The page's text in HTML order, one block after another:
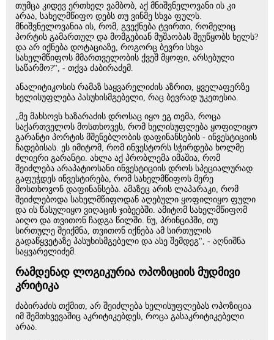
თუმცა კიდევ ერთხელ ვამბობ, აქ მნიშვნელოვანი ის კი
არაა, სახელმწიფო დებს თუ ვინმე სხვა ფულს.
მნიშვნელოვანია ის, რომ, გვექნება ტვირთი, რომელიც
პორტის გამართულ და მომგებიან მუშაობას შეუწყობს ხელს?
და არ იქნება დოტაციაზე, როგორც ბევრი სხვა
სახელმწიფოს მმართველობის ქვეშ მყოფი, არსებული
საწარმო?", - თქვა ძაბირაძემ.
ანალიტიკოსის რამაზ საყვარელიძის აზრით, ყველაფერზე
ხელისუფლება პასუხისმგებელი, რაც ბევრად უკეთესია.
„მე მახსოვს ხაზარაძის დროსაც იყო ეგ თემა, როცა
საქართველოს მოსთხოვეს, რომ ხელისუფლება ყოფილიყო
გარანტი პორტის მშენებლობის დაფინანსების - ინვესტიციის
ჩადებისას. ეს იმიტომ, რომ ინვესტორს სჭირდება ხოლმე
ძლიერი გარანტი. ახლა აქ პრობლემა იმაშია, რომ
შეიძლება არაპატიოსანი ინვესტიციის დროს სპეციალურად
გაფუჭდეს ინვესტირება, რომ სახელმწიფოს მერე
მოსთხოვონ დაფინანსება. ამაზეც არის ლაპარაკი, რომ
შეიძლებოდა სახელმწიფოდან აღებული ყოფილიყო ფული
და ის წასულიყო ვიღაცის ჯიბეებში. ამიტომ სახელმწიფომ
აიღო და თვითონ ჩადგა წილში. ნუ, პრინციპში, თუ
სირთულე შეიქმნა, თვითონ იქნება ამ სირთულის
გადაწყვეტაზე პასუხისმგებელი და ასე შემდეგ", - აღნიშნა
საყვარელიძემ.
რამდენად ლოგიკურია ოპოზიციის მუდმივი
კრიტიკა
ძაბირაძის თქმით, არ შეიძლება ხელისუფლებას ოპოზიცია
იმ შემთხვევაშიც აკრიტიკებდეს, როცა გასაკრიტიკებელი
არაა.